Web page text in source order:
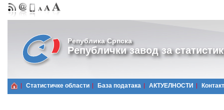
Република Српска
Републички завод за
Статистичке области Базa података АКТУЕЛНОСТИ Контакт